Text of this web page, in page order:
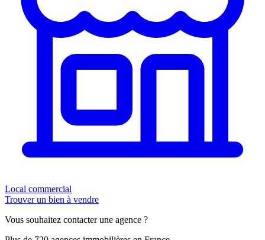
Local commercial
Trouver un bien à vendre
Vous souhaitez contacter une agence ?